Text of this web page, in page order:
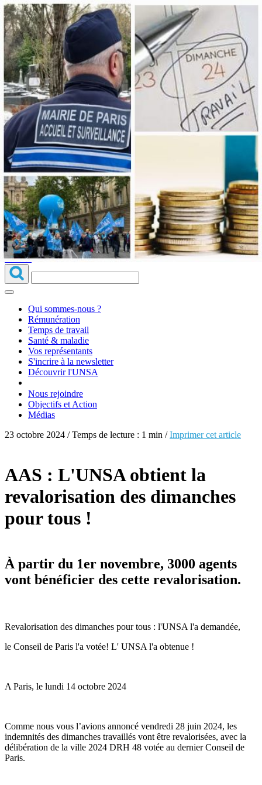
Qui sommes-
nous ?
S'inscrire à la
newsletter
Découvrir
l'UNSA
Rémunération
Temps de travail
|
Santé & maladie
|
Vos représentants
Nous rejoindre
Objectifs et Action
Médias
Qui sommes-nous ?
Rémunération
Temps de travail
Santé & maladie
Vos représentants
S'incrire à la newsletter
Découvrir l'UNSA
Nous rejoindre
Objectifs et Action
Médias
23 octobre 2024 / Temps de lecture : 1 min /Imprimer cet article
AAS : L'UNSA obtient la
revalorisation des dimanches
pour tous !
À partir du 1er novembre, 3000 agents
vont bénéficier des cette revalorisation.
Revalorisation des dimanches pour tous : l'UNSA l'a demandée,
le Conseil de Paris l'a votée! L' UNSA l'a obtenue !
A Paris, le lundi 14 octobre 2024
Comme nous vous l’avions annoncé vendredi 28 juin 2024, les
indemnités des dimanches travaillés vont être revalorisées, avec la
délibération de la ville 2024 DRH 48 votée au dernier Conseil de
Paris.